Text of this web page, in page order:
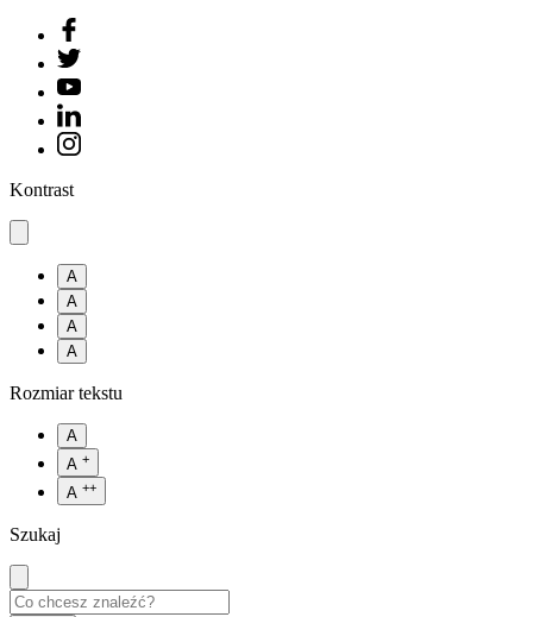
Kontrast
A
A
A
A
Rozmiar tekstu
A
A +
A ++
Szukaj